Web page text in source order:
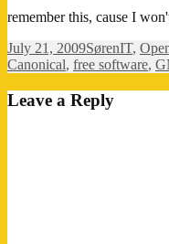
remember this, cause I
Posted
on
July 21, 2009Author
SørenIT,
Canonical, free software,
Leave a Reply